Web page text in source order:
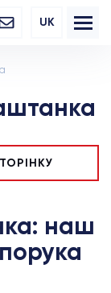
UK
наш